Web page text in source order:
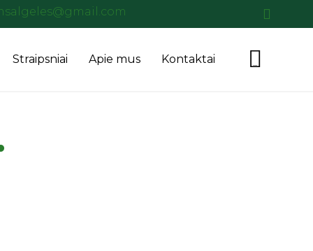
Skip
Straipsniai Apie mus Kontaktai 
...